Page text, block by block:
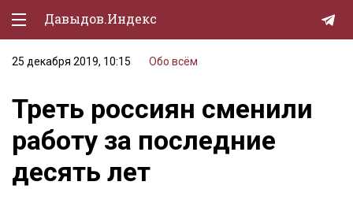
Давыдов.Индекс
Политическая жизнь
Экономика
Природа
Образование
25 декабря 2019, 10:15 Обо всём
Треть россиян сменили
работу за последние
десять лет